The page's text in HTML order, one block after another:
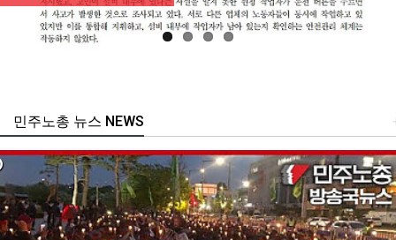
주노총 뉴스 NEWS